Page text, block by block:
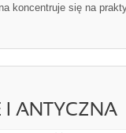
koncentruje się na
I ANTYCZNA